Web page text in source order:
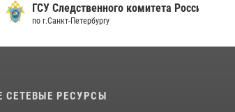
ГСУ Следственного комитета России
по г.Санкт-Петербургу
РЕСУРСЫ